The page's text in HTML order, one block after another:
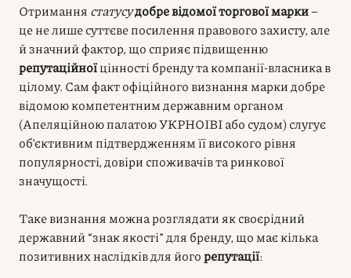
Отримання статусудобре відомої торгової марки–
це не лише суттєве посилення правового захисту, але
й значний фактор, що сприяє підвищенню
репутаційноїцінності бренду та компанії-власника в
цілому. Сам факт офіційного визнання марки добре
відомою компетентним державним органом
(Апеляційною палатою УКРНОІВІ або судом) слугує
об’єктивним підтвердженням її високого рівня
популярності, довіри споживачів та ринкової
значущості.
Таке визнання можна розглядати як своєрідний
державний “знак якості” для бренду, що має кілька
позитивних наслідків для його репутації: